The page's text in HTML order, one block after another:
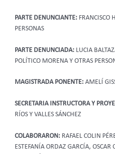
PARTE DENUNCIANTE: FRANCISCO
PERSONAS
PARTE DENUNCIADA:
LUCIA
POLÍTICO MORENA Y OTRAS
MAGISTRADA PONENTE: AMELÍ
SECRETARIA INSTRUCTORA Y
RÍOS Y VALLES SÁNCHEZ
COLABORARON: RAFAEL COLIN
ESTEFANÍA ORDAZ GARCÍA,